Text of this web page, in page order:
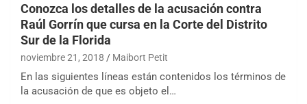
Conozca los detalles de la acusación contra
Raúl Gorrín que cursa en la Corte del Distrito
Sur de la Florida
noviembre 21, 2018 Maibort Petit
En las siguientes líneas están contenidos los términos de
la acusación de que es objeto el…